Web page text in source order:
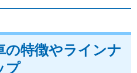
の特徴やラインナ
プ